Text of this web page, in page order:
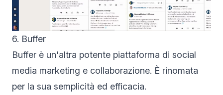
6. Buffer
Buffer è un'altra potente piattaforma di social
media marketing e collaborazione. È rinomata
per la sua semplicità ed efficacia.